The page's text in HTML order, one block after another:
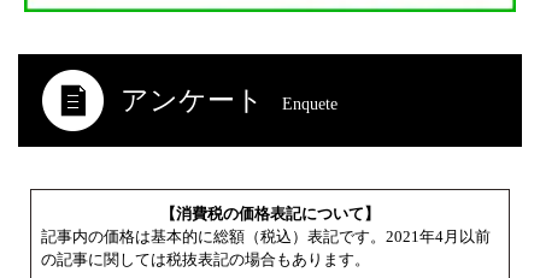
アンケート Enquete
【消費税の価格表記について】
記事内の価格は基本的に総額（税込）表記です。2021年4月以前
の記事に関しては税抜表記の場合もあります。